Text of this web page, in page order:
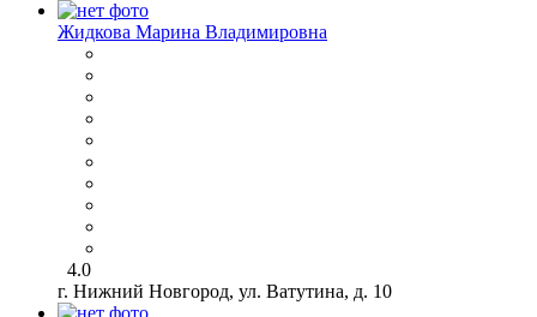
Жидкова Марина Владимировна
4.0
г. Нижний Новгород, ул. Ватутина, д. 10